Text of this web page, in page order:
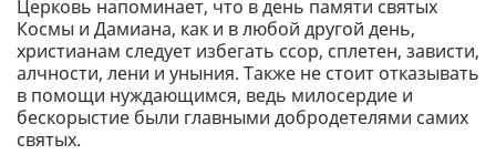
Церковь напоминает, что в день памяти святых
Космы и Дамиана, как и в любой другой день,
христианам следует избегать ссор, сплетен, зависти,
алчности, лени и уныния. Также не стоит отказывать
в помощи нуждающимся, ведь милосердие и
бескорыстие были главными добродетелями самих
святых.